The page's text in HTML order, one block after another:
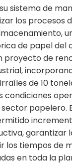
sistema de
los procesos
de papel del
proyecto de
de 10
condiciones
papelero.
garantizar
los tiempos de
en toda la